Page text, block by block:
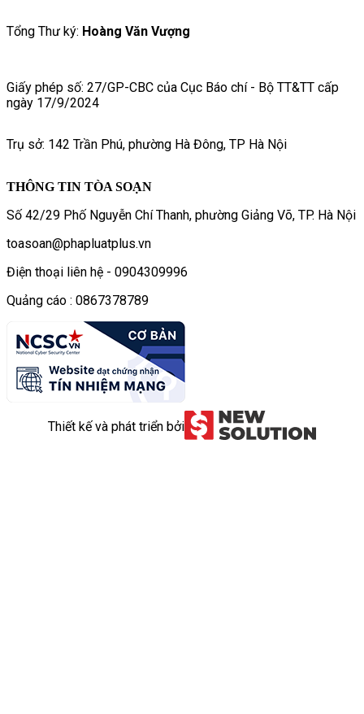
Tổng Thư ký: Hoàng Văn Vượng
Giấy phép số: 27/GP-CBC của Cục Báo chí - Bộ TT&TT cấp
ngày 17/9/2024
Trụ sở: 142 Trần Phú, phường Hà Đông, TP Hà Nội
THÔNG TIN TÒA SOẠN
Số 42/29 Phố Nguyễn Chí Thanh, phường Giảng Võ, TP. Hà Nội
toasoan@phapluatplus.vn
Điện thoại liên hệ - 0904309996
Quảng cáo : 0867378789
Thiết kế và phát triển bởi